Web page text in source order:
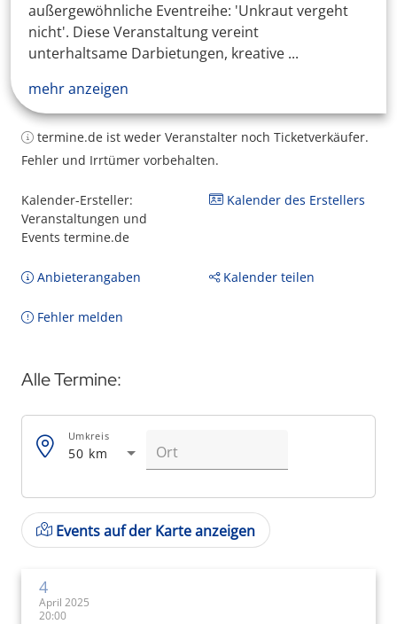
außergewöhnliche Eventreihe: 'Unkraut vergeht
nicht'. Diese Veranstaltung vereint
unterhaltsame Darbietungen, kreative ...
mehr anzeigen
termine.de ist weder Veranstalter noch Ticketverkäufer.
Fehler und Irrtümer vorbehalten.
Kalender-Ersteller:
Veranstaltungen und
Events termine.de
Kalender des Erstellers
Anbieterangaben Kalender teilen
Fehler melden
Alle Termine:
50 km
Umkreis
Events auf der Karte anzeigen
4
April 2025
20:00